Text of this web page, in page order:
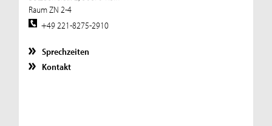
Raum ZN 2-4
+49 221-8275-2910
Sprechzeiten
Kontakt